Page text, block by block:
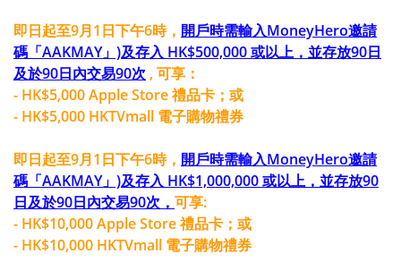
即日起至9月1日下午6時， 開戶時需輸入MoneyHero邀請
碼「AAKMAY」)及存入 HK$500,000 或以上，並存放90日
及於90日內交易90次 , 可享：
- HK$5,000 Apple Store 禮品卡；或
- HK$5,000 HKTVmall 電子購物禮券
即日起至9月1日下午6時， 開戶時需輸入MoneyHero邀請
碼「AAKMAY」)及存入 HK$1,000,000 或以上，並存放90
日及於90日內交易90次， 可享:
- HK$10,000 Apple Store 禮品卡；或
- HK$10,000 HKTVmall 電子購物禮券